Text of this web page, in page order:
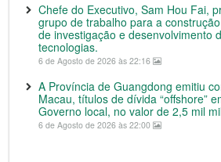
Chefe do Executivo, Sam Hou Fai,
grupo de trabalho para a
de investigação e desenvolvimento
tecnologias.
6 de Agosto de 2026 às 22:16
A Província de Guangdong emitiu
Macau, títulos de dívida “offshore”
Governo local, no valor de 2,5 mil
6 de Agosto de 2026 às 22:00